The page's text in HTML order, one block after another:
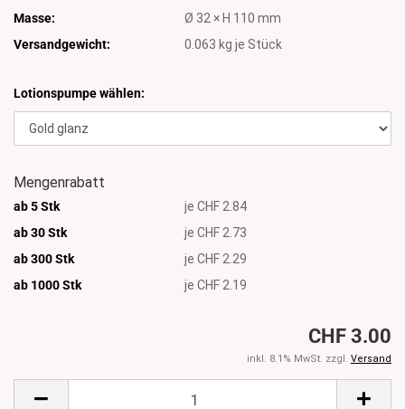
Masse:
Ø 32 × H 110 mm
Versandgewicht:
0.063 kg je Stück
Lotionspumpe wählen:
Mengenrabatt
ab 5 Stk
je CHF 2.84
ab 30 Stk
je CHF 2.73
ab 300 Stk
je CHF 2.29
ab 1000Stk je CHF 2.19
CHF 3.00
inkl. 8.1% MwSt. zzgl. Versand